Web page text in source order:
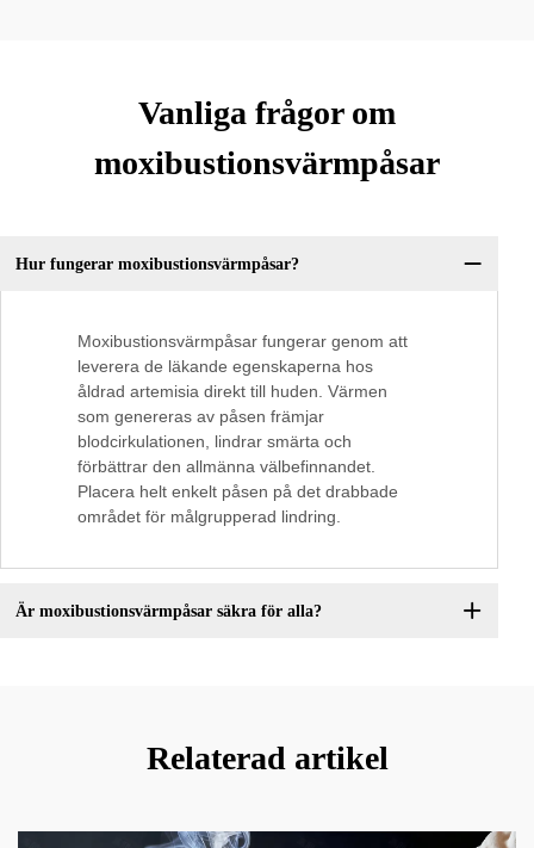
Vanliga frågor om
moxibustionsvärmpåsar
Hur fungerar moxibustionsvärmpåsar?
Moxibustionsvärmpåsar fungerar genom att
leverera de läkande egenskaperna hos
åldrad artemisia direkt till huden. Värmen
som genereras av påsen främjar
blodcirkulationen, lindrar smärta och
förbättrar den allmänna välbefinnandet.
Placera helt enkelt påsen på det drabbade
området för målgrupperad lindring.
Är moxibustionsvärmpåsar säkra för alla?
Relaterad artikel